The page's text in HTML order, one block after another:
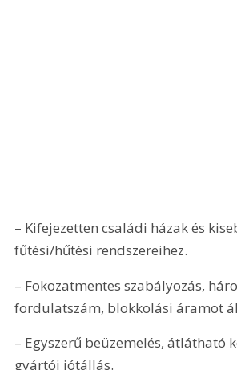
– Kifejezetten családi házak és
fűtési/hűtési rendszereihez.
– Fokozatmentes szabályozás,
fordulatszám, blokkolási áramot
– Egyszerű beüzemelés, átlátható
gyártói jótállás.